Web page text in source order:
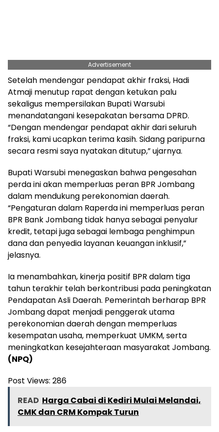
Advertisement
Setelah mendengar pendapat akhir fraksi, Hadi
Atmaji menutup rapat dengan ketukan palu
sekaligus mempersilakan Bupati Warsubi
menandatangani kesepakatan bersama DPRD.
“Dengan mendengar pendapat akhir dari seluruh
fraksi, kami ucapkan terima kasih. Sidang paripurna
secara resmi saya nyatakan ditutup,” ujarnya.
Bupati Warsubi menegaskan bahwa pengesahan
perda ini akan memperluas peran BPR Jombang
dalam mendukung perekonomian daerah.
“Pengaturan dalam Raperda ini memperluas peran
BPR Bank Jombang tidak hanya sebagai penyalur
kredit, tetapi juga sebagai lembaga penghimpun
dana dan penyedia layanan keuangan inklusif,”
jelasnya.
Ia menambahkan, kinerja positif BPR dalam tiga
tahun terakhir telah berkontribusi pada peningkatan
Pendapatan Asli Daerah. Pemerintah berharap BPR
Jombang dapat menjadi penggerak utama
perekonomian daerah dengan memperluas
kesempatan usaha, memperkuat UMKM, serta
meningkatkan kesejahteraan masyarakat Jombang.
(NPQ)
Post Views: 286
READ Harga Cabai di Kediri Mulai Melandai,
CMK dan CRM Kompak Turun